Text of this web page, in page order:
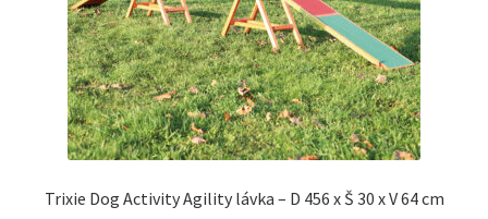
Trixie Dog Activity Agility lávka – D 456 x Š 30 x V 64 cm